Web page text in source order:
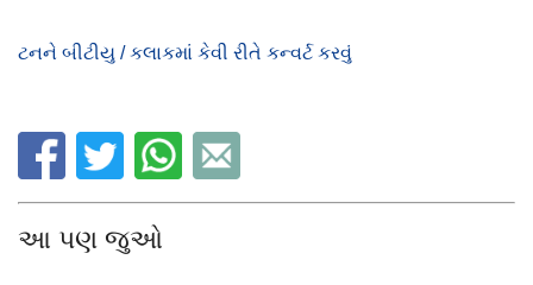
ટનને બીટીયુ / કલાકમાં કેવી રીતે કન્વર્ટ કરવું
આ પણ જુઓ